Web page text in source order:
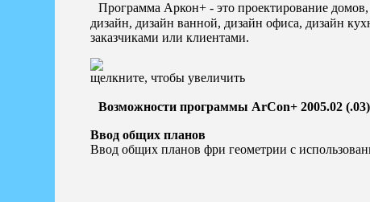
Программа Аркон+ - это проектирование
дизайн, дизайн ванной, дизайн офиса, дизайн
заказчиками или клиентами.
щелкните, чтобы увеличить
Возможности программы ArCon+ 2005.02
Ввод общих планов
Ввод общих планов фри геометрии с